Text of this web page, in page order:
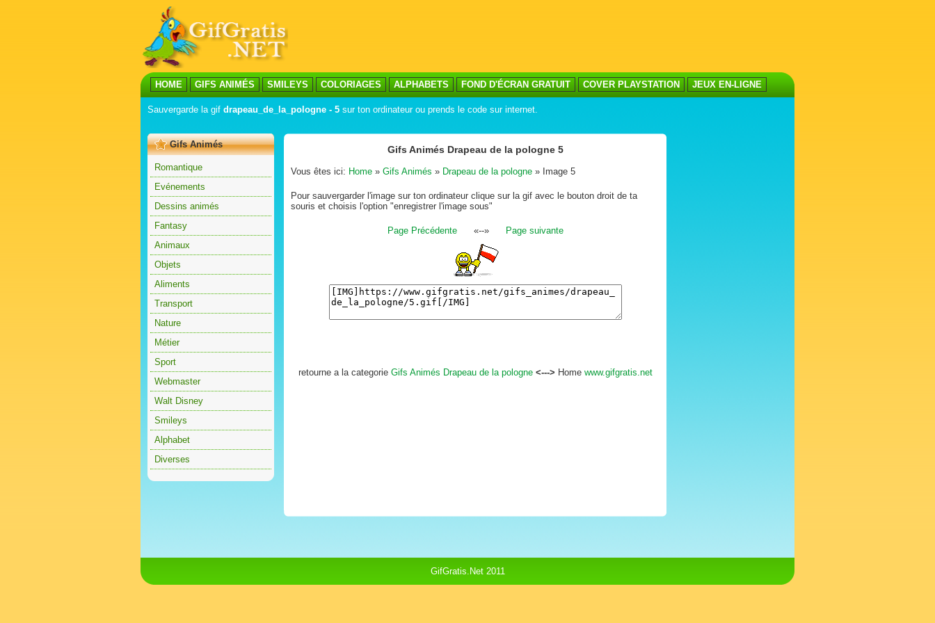
HOME GIFS ANIMÉS SMILEYS COLORIAGES ALPHABETS FOND D'ÉCRAN GRATUIT COVER PLAYSTATION JEUX EN-LIGNE
Sauvergarde la gif drapeau_de_la_pologne - 5 sur ton ordinateur ou prends le code sur internet.
Gifs Animés
Romantique
Evénements
Dessins animés
Fantasy
Animaux
Objets
Aliments
Transport
Nature
Métier
Sport
Webmaster
Walt Disney
Smileys
Alphabet
Diverses
Gifs Animés Drapeau de la pologne 5
Vous êtes ici: Home » Gifs Animés » Drapeau de la pologne » Image 5
Pour sauvergarder l'image sur ton ordinateur clique sur la gif avec le bouton droit de ta
souris et choisis l'option "enregistrer l'image sous"
Page Précédente«--» Page suivante
retourne a la categorie Gifs Animés Drapeau de la pologne <---> Home www.gifgratis.net
GifGratis.Net 2011